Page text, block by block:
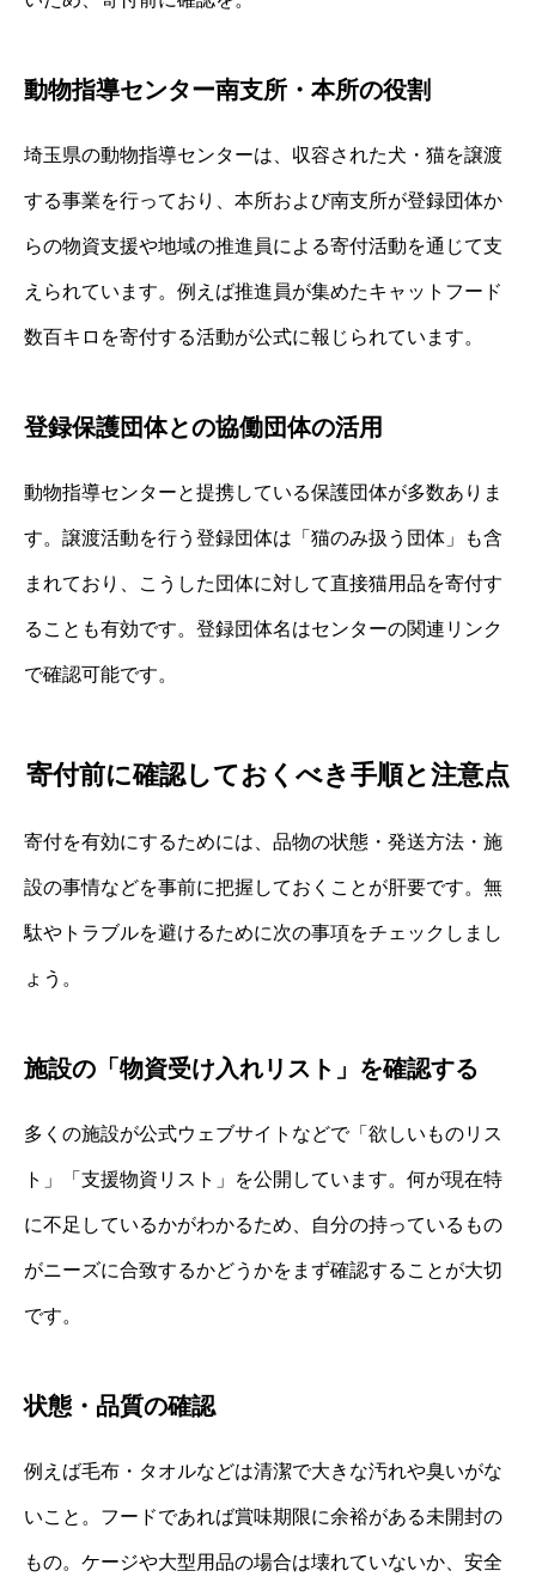
動物指導センター南支所・本所の役割
埼玉県の動物指導センターは、収容された犬・猫を譲渡
する事業を行っており、本所および南支所が登録団体か
らの物資支援や地域の推進員による寄付活動を通じて支
えられています。例えば推進員が集めたキャットフード
数百キロを寄付する活動が公式に報じられています。
登録保護団体との協働団体の活用
動物指導センターと提携している保護団体が多数ありま
す。譲渡活動を行う登録団体は「猫のみ扱う団体」も含
まれており、こうした団体に対して直接猫用品を寄付す
ることも有効です。登録団体名はセンターの関連リンク
で確認可能です。
寄付前に確認しておくべき手順と注意点
寄付を有効にするためには、品物の状態・発送方法・施
設の事情などを事前に把握しておくことが肝要です。無
駄やトラブルを避けるために次の事項をチェックしまし
ょう。
施設の「物資受け入れリスト」を確認する
多くの施設が公式ウェブサイトなどで「欲しいものリス
ト」「支援物資リスト」を公開しています。何が現在特
に不足しているかがわかるため、自分の持っているもの
がニーズに合致するかどうかをまず確認することが大切
です。
状態・品質の確認
例えば毛布・タオルなどは清潔で大きな汚れや臭いがな
いこと。フードであれば賞味期限に余裕がある未開封の
もの。ケージや大型用品の場合は壊れていないか、安全